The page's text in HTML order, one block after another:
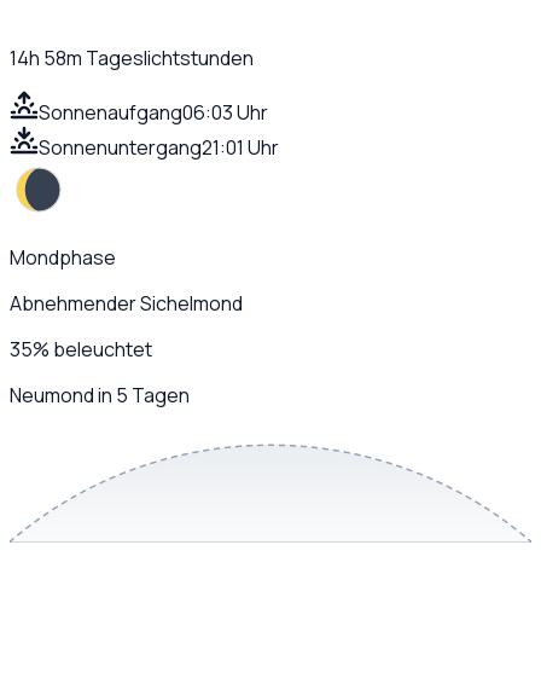
14h 58m Tageslichtstunden
Sonnenaufgang06:03 Uhr
Sonnenuntergang21:01 Uhr
Mondphase
Abnehmender Sichelmond
35% beleuchtet
Neumond in 5 Tagen